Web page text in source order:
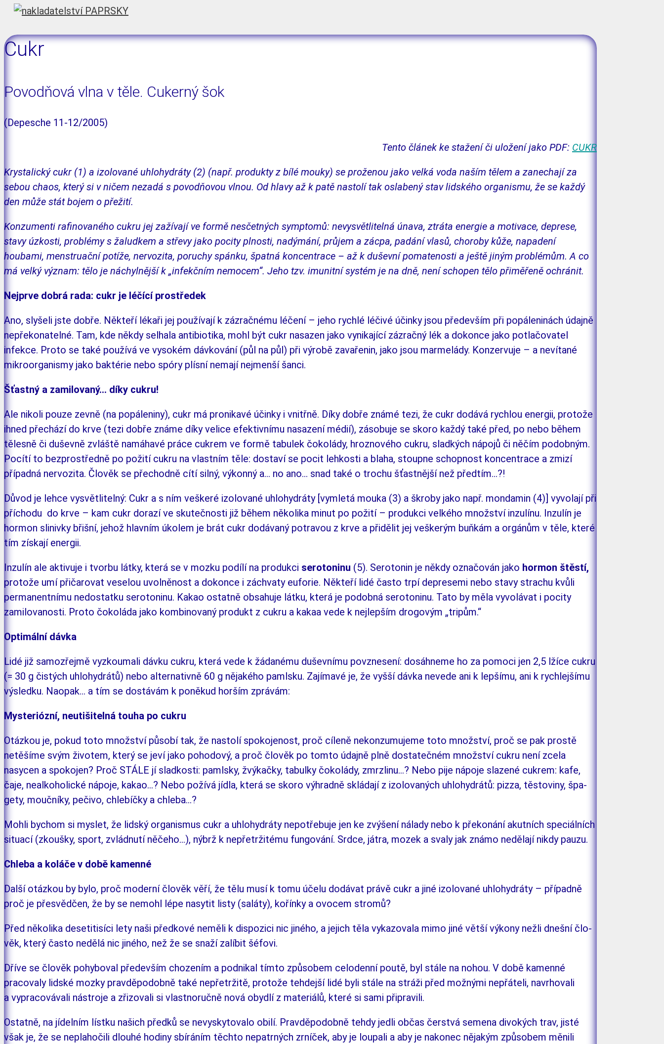
Cukr
Povodňová vlna v těle. Cukerný šok
(Depesche 11-12/2005)
Tento článek ke stažení či uložení jako PDF: CUKR
Krystalický cukr (1) a izolované uhlohydráty (2) (např. produkty z bílé mouky) se proženou jako vel­ká voda naším tělem a zanechají za
sebou chaos, který si v ničem nezadá s po­vod­ňovou vlnou. Od hlavy až k patě nastolí tak oslabený stav lidského organismu, že se každý
den může stát bojem o přežití.
Konzumenti rafinovaného cukru jej zažívají ve formě nesčetných symptomů: nevy­svět­litelná únava, ztráta energie a motivace, depre­se,
stavy úzkosti, problémy s žaludkem a střevy jako pocity plnosti, nadýmání, prů­jem a zácpa, padání vlasů, choroby kůže, napadení
houbami, men­struační potíže, ner­vozita, poruchy spánku, špat­ná koncentrace – až k duševní pomatenosti a ještě jiným problémům. A co
má velký význam: tělo je náchylnější k „infekčním nemocem“. Jeho tzv. imunitní systém je na dně, není schopen tělo při­měřeně ochránit.
Nejprve dobrá rada: cukr je léčící prostředek
Ano, slyšeli jste dobře. Někteří lékaři jej po­užívají k zázračnému léčení – jeho rychlé léčivé účinky jsou především při popáleninách údajně
ne­pře­ko­na­telné. Tam, kde někdy selhala antibiotika, mohl být cukr nasazen jako vynikající zázračný lék a do­konce jako potlačovatel
infekce. Proto se také po­užívá ve vysokém dávkování (půl na půl) při výrobě zavařenin, jako jsou marmelády. Kon­zer­vu­je – a nevítané
mikroorganismy jako baktérie nebo spóry plísní nemají nejmenší šanci.
Šťastný a zamilovaný... díky cukru!
Ale nikoli pouze zevně (na popáleniny), cukr má pronikavé účinky i vnitřně. Díky dobře zná­mé tezi, že cukr dodává rychlou energii, protože
ihned přechází do krve (tezi dobře zná­me díky velice efektivnímu nasazení médií), zásobuje se skoro kaž­dý také před, po nebo během
tělesně či du­šev­ně zvláště na­má­havé práce cukrem ve formě ta­bu­lek čoko­lády, hroznového cukru, sladkých nápojů či něčím podobným.
Pocítí to bezprostředně po po­žití cukru na vlastním těle: dostaví se pocit leh­kos­ti a blaha, stoupne schopnost koncen­trace a zmi­zí
případná nervozita. Člověk se přechodně cí­tí silný, výkonný a... no ano... snad také o trochu šťast­nější než předtím...?!
Důvod je lehce vysvětlitelný: Cukr a s ním veš­­ke­ré izolované uhlohydráty [vymletá mou­ka (3) a škroby jako např. mondamin (4)] vyvolají při
pří­chodu do krve – kam cukr do­ra­zí ve skuteč­no­sti již během několika minut po požití – produkci vel­kého množství inzulínu. Inzulín je
hormon sli­niv­ky břišní, jehož hlav­ním úkolem je brát cukr dodávaný potra­vou z krve a přidělit jej veškerým buň­kám a orgánům v těle, které
tím získají ener­gii.
Inzulín ale aktivuje i tvorbu látky, která se v moz­­ku podílí na produkci serotoninu (5). Sero­to­nin je někdy označován jako hormon štěstí,
pro­tože umí přičarovat veselou uvolně­nost a dokonce i záchvaty euforie. Někteří lidé často trpí de­presemi nebo stavy strachu kvůli
permanent­ní­mu nedostatku serotoninu. Kakao ostatně obsahuje látku, která je po­dob­­ná serotoninu. Tato by měla vy­volávat i pocity
zamilovanosti. Proto čokoláda jako kom­binovaný produkt z cukru a kakaa vede k nej­­lepším drogovým „tripům.“
Optimální dávka
Lidé již samozřejmě vyzkoumali dávku cuk­ru, která vede k žádanému duševnímu po­vzne­se­­ní: dosáhneme ho za pomoci jen 2,5 lžíce cukru
(= 30 g čis­tých uhlo­hydrá­tů) nebo alternativně 60 g ně­ja­kého pa­mlsku. Za­jí­ma­vé je, že vyšší dávka ne­vede ani k lep­ší­mu, ani k rych­lejšímu
vý­sled­ku. Naopak... a tím se dostá­vám k poně­kud horším zprávám:
Mysteriózní, neutišitelná touha po cukru
Otázkou je, pokud toto množství působí tak, že nastolí spokojenost, proč cíleně ne­kon­zu­mu­­je­me toto množství, proč se pak prostě
netěšíme svým životem, který se jeví jako po­ho­­do­vý, a proč člověk po tom­to údajně plně dostateč­ném množství cukru není zcela
nasycen a spo­ko­jen? Proč STÁLE jí sladkosti: pa­mlsky, žvýkač­ky, tabul­ky čokolády, zmrzli­nu…? Nebo pije ná­po­je sla­zené cukrem: kafe,
čaje, nealkoholické ná­po­­je, kakao…? Nebo po­žívá jídla, která se sko­ro vý­hradně skládají z izolovaných uhlo­hy­drátů: pizza, těstoviny, špa­
gety, moučníky, pečivo, chlebíč­ky a chleba...?
Mohli bychom si myslet, že lidský organis­mus cukr a uhlohydráty nepotřebuje jen ke zvý­šení ná­la­dy nebo k překonání akutních speciálních
situací (zkouš­ky, sport, zvládnutí něčeho...), nýbrž k nepřetržitému fungování. Srdce, játra, mozek a svaly jak známo nedě­la­jí nikdy pauzu.
Chleba a koláče v době kamenné
Další otázkou by bylo, proč moderní člověk vě­ří, že tělu musí k tomu účelu do­dá­vat právě cukr a jiné izolované uhlohydráty – případně
proč je přesvědčen, že by se nemohl lépe na­sytit listy (saláty), kořínky a ovocem stromů?
Před několika desetitisíci lety naši předkové ne­mě­li k dispozici nic jiného, a jejich těla vy­ka­­zo­va­la mimo jiné větší výkony nežli dnešní člo­
věk, kte­rý často nedělá nic jiného, než že se snaží zalí­bit šéfovi.
Dříve se člověk pohyboval především cho­ze­ním a pod­nikal tímto způsobem celodenní pou­tě, byl stá­le na nohou. V době kamenné
pracovaly lidské moz­ky pravděpodobně také ne­přetržitě, protože tehdejší lidé byli stále na strá­ži před možnými ne­přá­teli, navrhovali
a vy­pracovávali nástroje a zři­zo­vali si vlast­no­ručně nová obydlí z materiálů, které si sa­mi připravili.
Ostatně, na jídelním lístku našich předků se ne­­vys­ky­tovalo obilí. Pravděpodobně tehdy jedli občas čerstvá semena divokých trav, jis­té
však je, že se ne­pla­hočili dlouhé hodiny sbí­ráním těchto nepatrných zrníček, aby je loupali a aby je nakonec něja­kým způsobem mě­nili